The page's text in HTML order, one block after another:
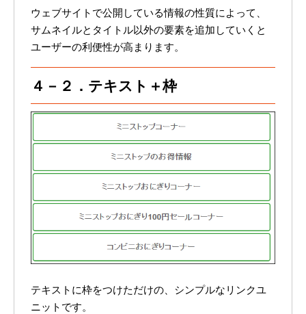
ウェブサイトで公開している情報の性質によって、
サムネイルとタイトル以外の要素を追加していくと
ユーザーの利便性が高まります。
４－２．テキスト＋枠
テキストに枠をつけただけの、シンプルなリンクユ
ニットです。